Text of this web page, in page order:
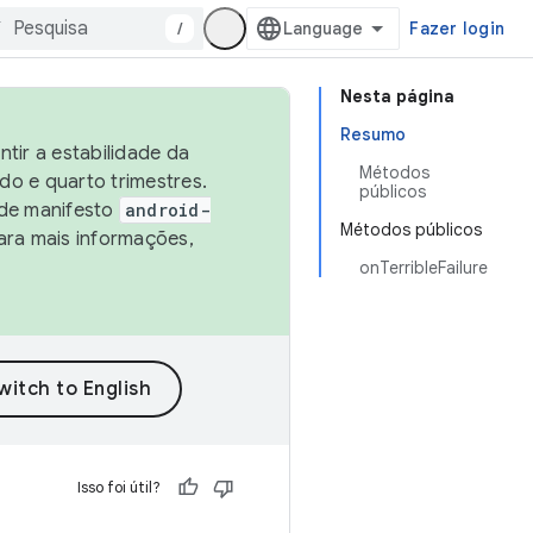
/ Fazer login
Nesta página
Resumo
Métodos
públicos
Métodos públicos
onTerribleFailure
a estabilidade da
e quarto trimestres.
manifesto
android-
mais informações,
Isso foi útil?